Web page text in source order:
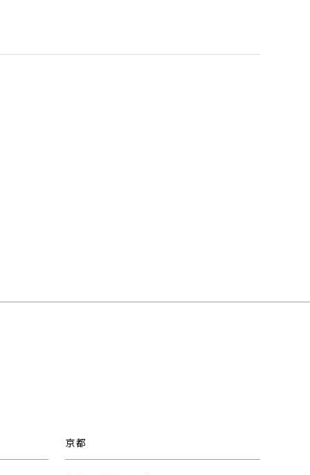
京都